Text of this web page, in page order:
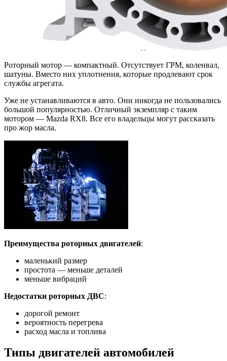
Роторный мотор — компактный. Отсутствует ГРМ, коленвал,
шатуны. Вместо них уплотнения, которые продлевают срок
службы агрегата.
Уже не устанавливаются в авто. Они никогда не пользовались
большой популярностью. Отличный экземпляр с таким
мотором — Mazda RX8. Все его владельцы могут рассказать
про жор масла.
Преимущества роторных двигателей:
маленький размер
простота — меньше деталей
меньше вибраций
Недостатки роторных ДВС:
дорогой ремонт
вероятность перегрева
расход масла и топлива
Типы двигателей автомобилей